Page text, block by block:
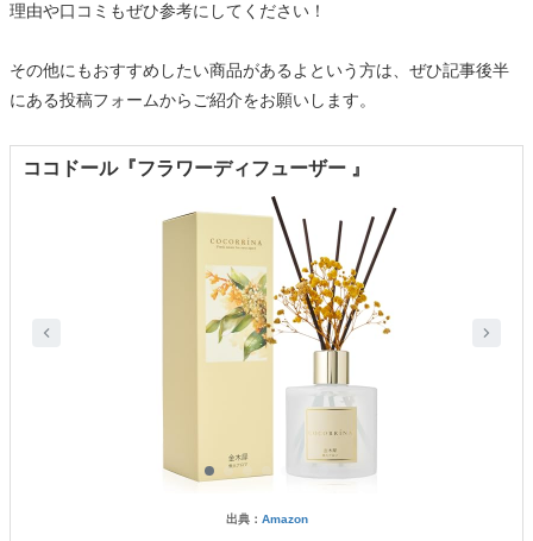
理由や口コミもぜひ参考にしてください！
その他にもおすすめしたい商品があるよという方は、ぜひ記事後半
にある投稿フォームからご紹介をお願いします。
ココドール『フラワーディフューザー 』
出典： Amazon